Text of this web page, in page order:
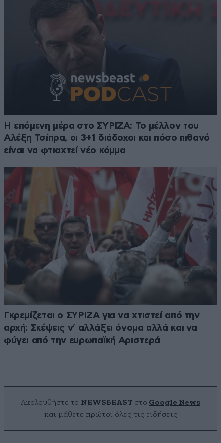
Η επόμενη μέρα στο ΣΥΡΙΖΑ: Το μέλλον του
Αλέξη Τσίπρα, οι 3+1 διάδοχοι και πόσο πιθανό
είναι να φτιαχτεί νέο κόμμα
Γκρεμίζεται ο ΣΥΡΙΖΑ για να χτιστεί από την
αρχή: Σκέψεις ν’ αλλάξει όνομα αλλά και να
φύγει από την ευρωπαϊκή Αριστερά
Ακολουθήστε το NEWSBEAST στο Google News
και μάθετε πρώτοι όλες τις ειδήσεις